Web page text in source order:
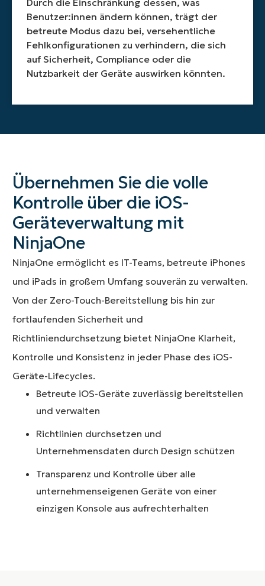
Durch die Einschränkung dessen, was
Benutzer:innen ändern können, trägt der
betreute Modus dazu bei, versehentliche
Fehlkonfigurationen zu verhindern, die sich
auf Sicherheit, Compliance oder die
Nutzbarkeit der Geräte auswirken könnten.
Übernehmen Sie die volle
Kontrolle über die iOS-
Geräteverwaltung mit
NinjaOne
NinjaOne ermöglicht es IT-Teams, betreute iPhones
und iPads in großem Umfang souverän zu verwalten.
Von der Zero-Touch-Bereitstellung bis hin zur
fortlaufenden Sicherheit und
Richtliniendurchsetzung bietet NinjaOne Klarheit,
Kontrolle und Konsistenz in jeder Phase des iOS-
Geräte-Lifecycles.
Betreute iOS-Geräte zuverlässig bereitstellen
und verwalten
Richtlinien durchsetzen und
Unternehmensdaten durch Design schützen
Transparenz und Kontrolle über alle
unternehmenseigenen Geräte von einer
einzigen Konsole aus aufrechterhalten